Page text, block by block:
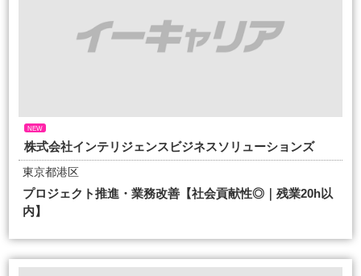
NEW
株式会社インテリジェンスビジネスソリューションズ
東京都港区
プロジェクト推進・業務改善【社会貢献性◎｜残業20h以
内】